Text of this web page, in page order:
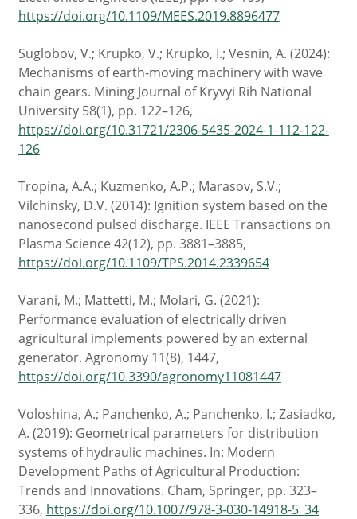
https://doi.org/10.1109/MEES.2019.8896477
Suglobov, V.; Krupko, V.; Krupko, I.; Vesnin, A. (2024):
Mechanisms of earth-moving machinery with wave
chain gears. Mining Journal of Kryvyi Rih National
University 58(1), pp. 122–126,
https://doi.org/10.31721/2306-5435-2024-1-112-122-
126
Tropina, A.A.; Kuzmenko, A.P.; Marasov, S.V.;
Vilchinsky, D.V. (2014): Ignition system based on the
nanosecond pulsed discharge. IEEE Transactions on
Plasma Science 42(12), pp. 3881–3885,
https://doi.org/10.1109/TPS.2014.2339654
Varani, M.; Mattetti, M.; Molari, G. (2021):
Performance evaluation of electrically driven
agricultural implements powered by an external
generator. Agronomy 11(8), 1447,
https://doi.org/10.3390/agronomy11081447
Voloshina, A.; Panchenko, A.; Panchenko, I.; Zasiadko,
A. (2019): Geometrical parameters for distribution
systems of hydraulic machines. In: Modern
Development Paths of Agricultural Production:
Trends and Innovations. Cham, Springer, pp. 323–
336, https://doi.org/10.1007/978-3-030-14918-5_34